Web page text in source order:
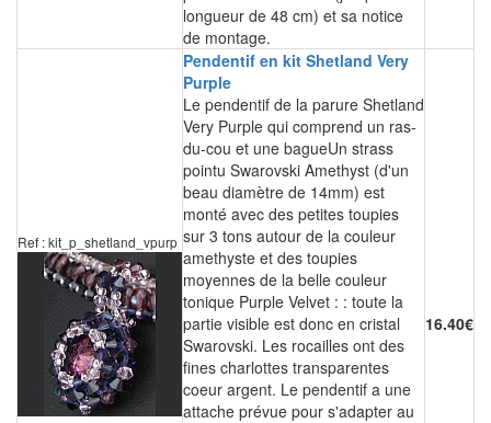
longueur de 48 cm) et sa notice
de montage.
Ref : kit_p_shetland_vpurp
Pendentif en kit Shetland Very
Purple
Le pendentif de la parure Shetland
Very Purple qui comprend un ras-
du-cou et une bagueUn strass
pointu Swarovski Amethyst (d'un
beau diamètre de 14mm) est
monté avec des petites toupies
sur 3 tons autour de la couleur
amethyste et des toupies
moyennes de la belle couleur
tonique Purple Velvet : : toute la
partie visible est donc en cristal
Swarovski. Les rocailles ont des
fines charlottes transparentes
coeur argent. Le pendentif a une
attache prévue pour s'adapter au
16.40€